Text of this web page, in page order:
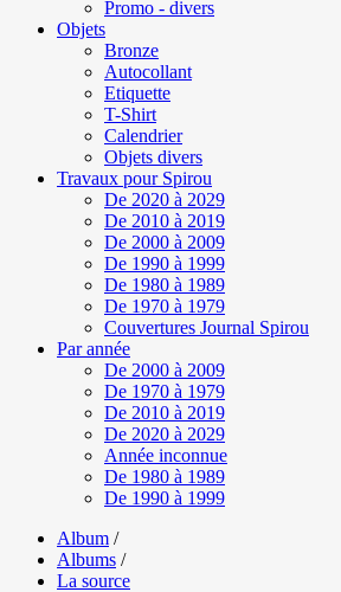
Promo - divers
Objets
Bronze
Autocollant
Etiquette
T-Shirt
Calendrier
Objets divers
Travaux pour Spirou
De 2020 à 2029
De 2010 à 2019
De 2000 à 2009
De 1990 à 1999
De 1980 à 1989
De 1970 à 1979
Couvertures Journal Spirou
Par année
De 2000 à 2009
De 1970 à 1979
De 2010 à 2019
De 2020 à 2029
Année inconnue
De 1980 à 1989
De 1990 à 1999
Album /
Albums /
La source